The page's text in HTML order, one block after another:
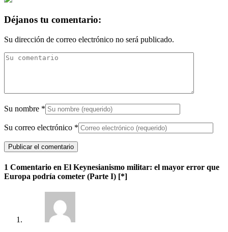
Déjanos tu comentario:
Su dirección de correo electrónico no será publicado.
Su nombre *
Su correo electrónico *
1 Comentario en El Keynesianismo militar: el mayor error que
Europa podría cometer (Parte I) [*]